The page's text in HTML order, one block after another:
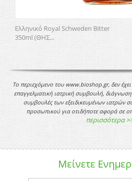
Ελληνικό Royal Schweden Bitter
350ml (ΘΗΣ...
Το περιεχόμενο του www.bioshop.gr, δεν
επαγγελματική ιατρική συμβουλή,
συμβουλές των εξειδικευμένων ιατρών
προσωπικού για οτιδήποτε αφορά σε
περισσότερα
Μείνετε